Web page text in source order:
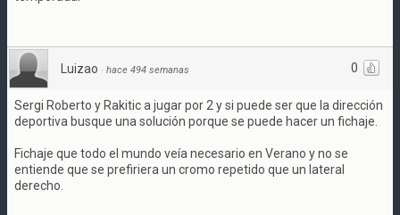
0
Luizao · hace 494 semanas
Sergi Roberto y Rakitic a jugar por 2 y si puede ser que la dirección
deportiva busque una solución porque se puede hacer un fichaje.
Fichaje que todo el mundo veía necesario en Verano y no se
entiende que se prefiriera un cromo repetido que un lateral
derecho.